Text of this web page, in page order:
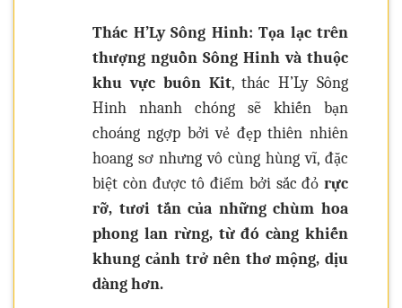
Thác H’Ly Sông Hinh: Tọa lạc trên
thượng nguồn Sông Hinh và thuộc
khu vực buôn Kit, thác H’Ly Sông
Hinh nhanh chóng sẽ khiến bạn
choáng ngợp bởi vẻ đẹp thiên nhiên
hoang sơ nhưng vô cùng hùng vĩ, đặc
biệt còn được tô điểm bởi sắc đỏ rực
rỡ, tươi tắn của những chùm hoa
phong lan rừng, từ đó càng khiến
khung cảnh trở nên thơ mộng, dịu
dàng hơn.